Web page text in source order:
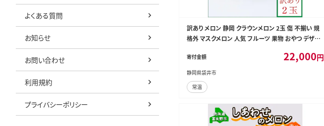
よくある質問
お知らせ
お問い合わせ
利用規約
プライバシーポリシー
訳あり メロン 静岡 クラウンメロン 2玉 傷 不揃い 規
格外 マスクメロン 人気 フルーツ 果物 おやつ デザー
寄付金額 22,000円
静岡県袋井市
常温